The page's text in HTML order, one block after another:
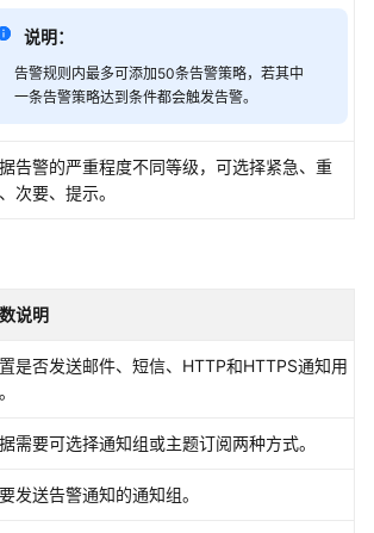
说明：
告警规则内最多可添加50条告警策略，若其中
一条告警策略达到条件都会触发告警。
告警的严重程度不同等级，可选择紧急、重
次要、提示。
说明
是否发送邮件、短信、HTTP和HTTPS通知用
需要可选择通知组或主题订阅两种方式。
发送告警通知的通知组。